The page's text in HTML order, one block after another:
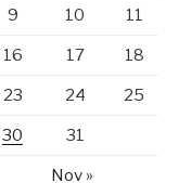
Nov »
9 10 11
16 17 18
23 24 25
30 31